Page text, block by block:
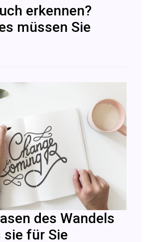
erkennen?
müssen Sie
des Wandels
sie für Sie